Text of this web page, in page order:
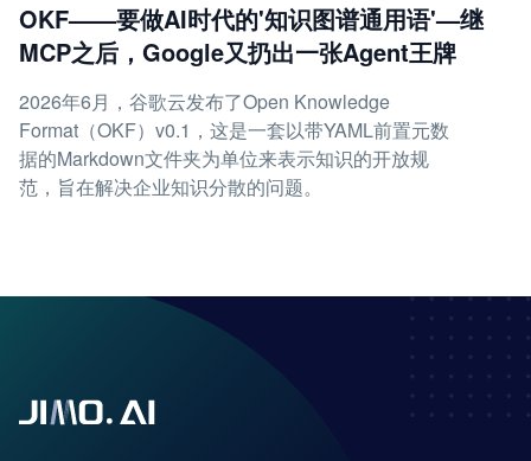
OKF——要做AI时代的'知识图谱通用语'—继
MCP之后，Google又扔出一张Agent王牌
2026年6月，谷歌云发布了Open Knowledge
Format（OKF）v0.1，这是一套以带YAML前置元数
据的Markdown文件夹为单位来表示知识的开放规
范，旨在解决企业知识分散的问题。